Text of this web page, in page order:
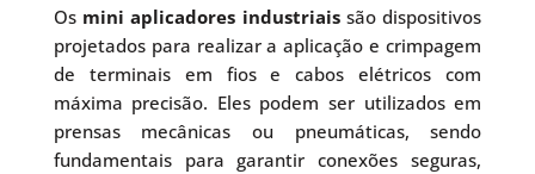
Os mini aplicadores industriaissão dispositivos
projetados para realizar a aplicação e crimpagem
de terminais em fios e cabos elétricos com
máxima precisão. Eles podem ser utilizados em
prensas mecânicas ou pneumáticas, sendo
fundamentais para garantir conexões seguras,